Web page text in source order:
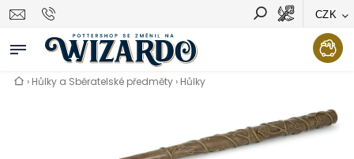
CZK
Vyhledávání Hledat
› Hůlky a Sběratelské předměty › Hůlky